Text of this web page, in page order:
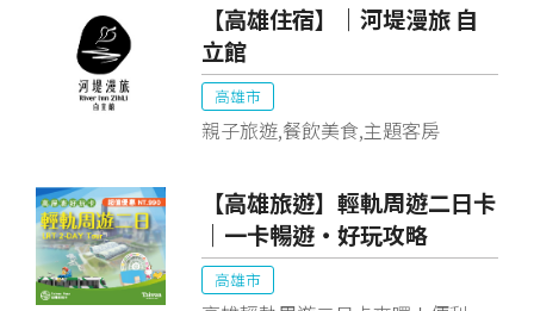
【高雄住宿】｜河堤漫旅 自
立館
高雄市
親子旅遊,餐飲美食,主題客房
【高雄旅遊】輕軌周遊二日卡
｜一卡暢遊‧好玩攻略
高雄市